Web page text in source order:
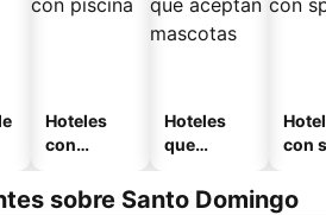
Hoteles
con
Hoteles
que
mascotas
con
sobre Santo Domingo